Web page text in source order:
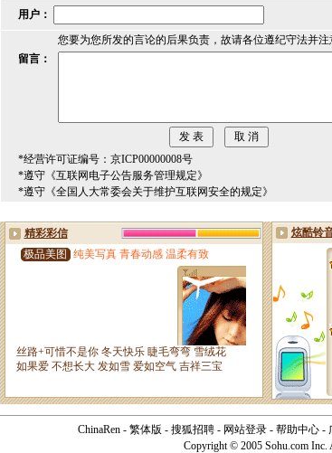
用户：
您要为您所发的言论的后果负责，故请各位遵纪守法并注
留言：
*经营许可证编号：京ICP00000008号
*遵守《互联网电子公告服务管理规定》
*遵守《全国人大常委会关于维护互联网安全的规定》
ChinaRen - 繁体版 - 搜狐招聘 - 网站登录 - 帮助中心 -
Copyright © 2005 Sohu.com Inc.